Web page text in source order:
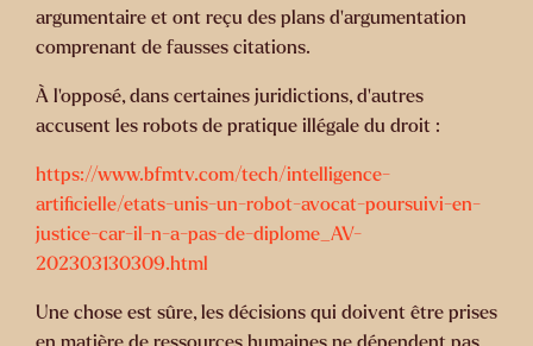
argumentaire et ont reçu des plans d’argumentation
comprenant de fausses citations.
À l’opposé, dans certaines juridictions, d’autres
accusent les robots de pratique illégale du droit :
https://www.bfmtv.com/tech/intelligence-
artificielle/etats-unis-un-robot-avocat-poursuivi-en-
justice-car-il-n-a-pas-de-diplome_AV-
202303130309.html
Une chose est sûre, les décisions qui doivent être prises
en matière de ressources humaines ne dépendent pas